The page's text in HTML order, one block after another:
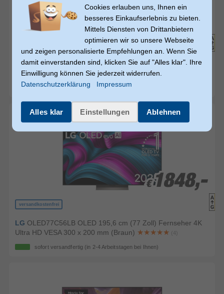
€ 679,00
€ 599,-
€ 599,-
€ 599,-
SamsungGQ55QN74FAT NeoQLED 139,7 cm (55 Zoll)
Fernseher 4K Ultra HD VESA 200 x 200 mm
sofort versandfertig(in 2-4 Arbeitstagen bei Ihnen)
versandkostenfrei
€ 1848,-
€ 1848,-
LG OLED77C56LB OLED 195,6 cm (77 Zoll) Fernseher 4K
Ultra HD VESA 300 x 200 mm (Braun)
(4)
sofort versandfertig (in 2-4 Arbeitstagen bei Ihnen)
Cookies erlauben uns, Ihnen ein
besseres Einkaufserlebnis zu bieten.
Mittels Diensten von Drittanbietern
optimieren wir so unsere Webseite
und zeigen personalisierte Empfehlungen an. Wenn Sie
damit einverstanden sind, klicken Sie auf "Alles klar". Ihre
Einwilligung können Sie jederzeit widerrufen.
Datenschutzerklärung
Impressum
Alles klar Einstellungen Ablehnen